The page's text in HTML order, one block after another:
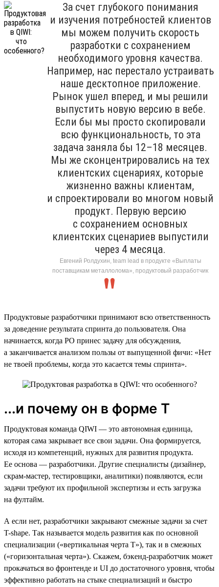
За счет глубокого понимания
и изучения потребностей клиентов
мы можем получить скорость
разработки с сохранением
необходимого уровня качества.
Например, нас перестало устраивать
наше десктопное приложение.
Рынок ушел вперед, и мы решили
выпустить новую версию в вебе.
Если бы мы просто скопировали
всю функциональность, то эта
задача заняла бы 12–18 месяцев.
Мы же сконцентрировались на тех
клиентских сценариях, которые
жизненно важны клиентам,
и спроектировали во многом новый
продукт. Первую версию
с сохранением основных
клиентских сценариев выпустили
через 4 месяца.
Евгений Ролдухин, team lead в продукте «Выплаты
поставщикам металлолома», продуктовый разработчик
Продуктовые разработчики принимают всю ответственность
за доведение результата спринта до пользователя. Она
начинается, когда PO принес задачу для обсуждения,
а заканчивается анализом пользы от выпущенной фичи: «Нет
не твоей проблемы, когда это касается темы спринта».
...и почему он в форме Т
Продуктовая команда QIWI — это автономная единица,
которая сама закрывает все свои задачи. Она формируется,
исходя из компетенций, нужных для развития продукта.
Ее основа — разработчики. Другие специалисты (дизайнер,
скрам-мастер, тестировщики, аналитики) появляются, если
задачи требуют их профильной экспертизы и есть загрузка
на фултайм.
А если нет, разработчики закрывают смежные задачи за счет
T-shape. Так называется модель развития как по основной
специализации («вертикальная черта Т»), так и в смежных
(«горизонтальная черта»). Скажем, бэкенд-разработчик может
прокачаться во фронтенде и UI до достаточного уровня, чтобы
эффективно работать на стыке специализаций и быстро